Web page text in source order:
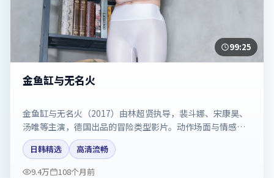
99:25
金鱼缸与无名火
金鱼缸与无名火（2017）由林超贤执导，裴斗娜、宋康昊、
汤唯等主演，德国出品的冒险类型影片。动作场面与情感戏
比例拿捏得当。剧情简介与主创信息可供检索参考，上映日
期以片方资料为准。
日韩精选
高清流畅
9.4万
108个月前